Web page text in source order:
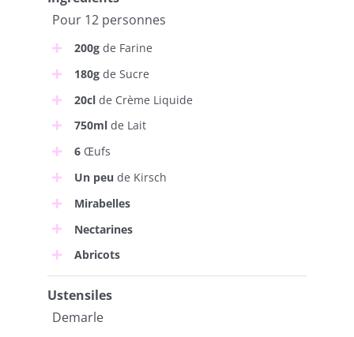
Pour 12 personnes
200gde Farine
180gde Sucre
20clde Crème Liquide
750mlde Lait
6Œufs
Un peu de Kirsch
Mirabelles
Nectarines
Abricots
Ustensiles
Demarle